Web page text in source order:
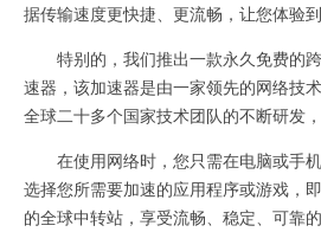
据传输速度更快捷、更流畅，让您体验
特别的，我们推出一款永久免费的
速器，该加速器是由一家领先的网络技
全球二十多个国家技术团队的不断研发
在使用网络时，您只需在电脑或手机
选择您所需要加速的应用程序或游戏，
的全球中转站，享受流畅、稳定、可靠的